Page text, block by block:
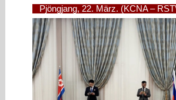
Pjöngjang, 22. März. (KCNA –